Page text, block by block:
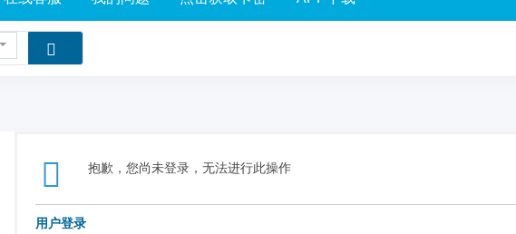
抱歉，您尚未登录，无法进行此操作
用户登录